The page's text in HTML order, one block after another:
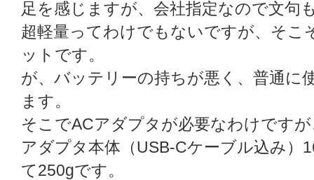
足を感じますが、会社指定なので文句
超軽量ってわけでもないですが、そこ
ットです。
が、バッテリーの持ちが悪く、普通に
ます。
そこでACアダプタが必要なわけです
アダプタ本体（USB-Cケーブル込み）
て250gです。